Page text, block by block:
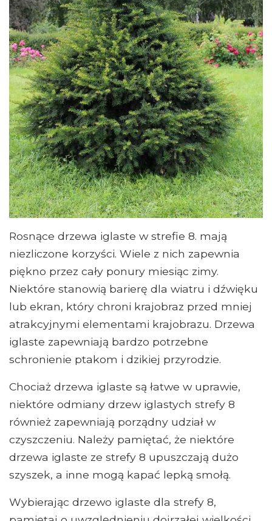
Rosnące drzewa iglaste w strefie 8. mają
niezliczone korzyści. Wiele z nich zapewnia
piękno przez cały ponury miesiąc zimy.
Niektóre stanowią barierę dla wiatru i dźwięku
lub ekran, który chroni krajobraz przed mniej
atrakcyjnymi elementami krajobrazu. Drzewa
iglaste zapewniają bardzo potrzebne
schronienie ptakom i dzikiej przyrodzie.
Chociaż drzewa iglaste są łatwe w uprawie,
niektóre odmiany drzew iglastych strefy 8
również zapewniają porządny udział w
czyszczeniu. Należy pamiętać, że niektóre
drzewa iglaste ze strefy 8 upuszczają dużo
szyszek, a inne mogą kapać lepką smołą.
Wybierając drzewo iglaste dla strefy 8,